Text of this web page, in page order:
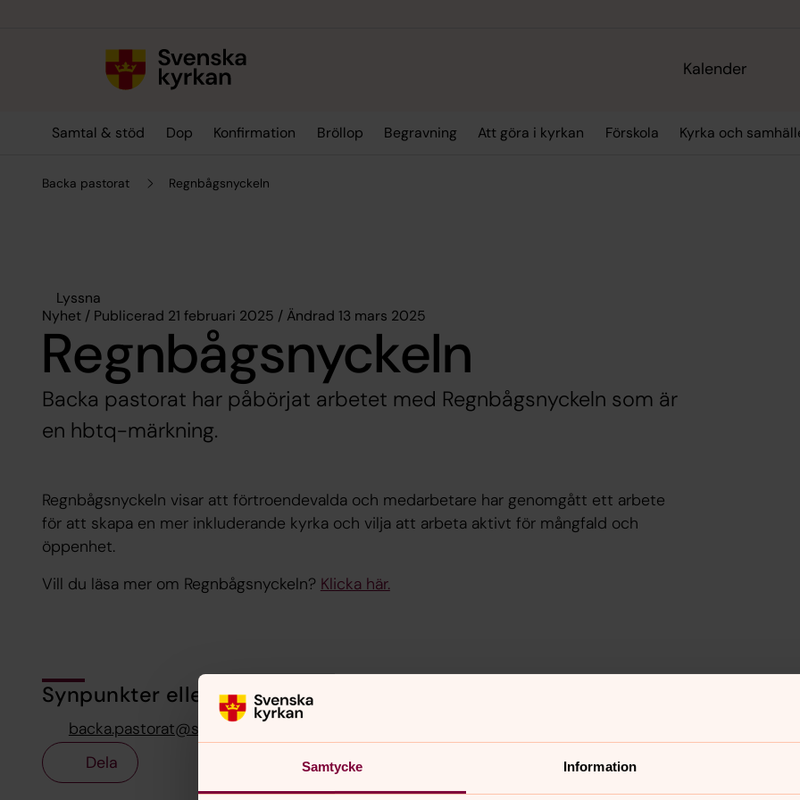
Samtycke Information
Kalender
Samtal & stöd Dop Konfirmation Bröllop Begravning Att göra i kyrkan Förskola Kyrka och
Backa pastorat Regnbågsnyckeln
Lyssna
Nyhet / Publicerad 21 februari 2025 / Ändrad 13 mars 2025
Regnbågsnyckeln
Backa pastorat har påbörjat arbetet med Regnbågsnyckeln som är
en hbtq-märkning.
Regnbågsnyckeln visar att förtroendevalda och medarbetare har genomgått ett arbete
för att skapa en mer inkluderande kyrka och vilja att arbeta aktivt för mångfald och
öppenhet.
Vill du läsa mer om Regnbågsnyckeln? Klicka här.
Synpunkter eller frågor på sidans innehåll?
backa.pastorat@svenskakyrkan.se
Dela